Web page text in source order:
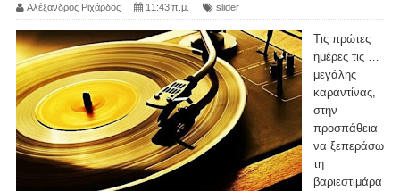
Αλέξανδρος Ριχάρδος 11:43 π.μ. slider
Τις πρώτες
ημέρες τις …
μεγάλης
καραντίνας,
στην
προσπάθεια
να ξεπεράσω
τη
βαριεστιμάρα